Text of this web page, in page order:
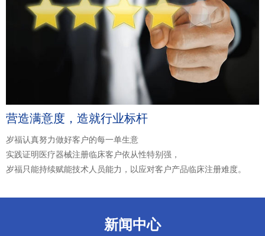
营造满意度，造就行业标杆
岁福认真努力做好客户的每一单生意
实践证明医疗器械注册临床客户依从性特别强，
岁福只能持续赋能技术人员能力，以应对客户产品临床注册难度。
新闻中心